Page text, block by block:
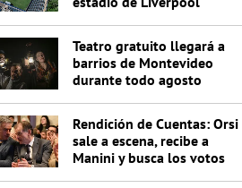
Teatro gratuito llegará a
barrios de Montevideo
durante todo agosto
Rendición de Cuentas: Orsi
sale a escena, recibe a
Manini y busca los votos